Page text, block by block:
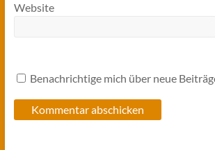
Website
Benachrichtige mich über neue